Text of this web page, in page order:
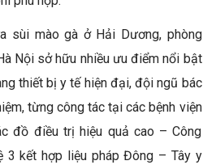
sùi mào gà ở Hải Dương, phòng
Nội sở hữu nhiều ưu điểm nổi bật
thiết bị y tế hiện đại, đội ngũ bác
từng công tác tại các bệnh viện
đồ điều trị hiệu quả cao – Công
3 kết hợp liệu pháp Đông – Tây y